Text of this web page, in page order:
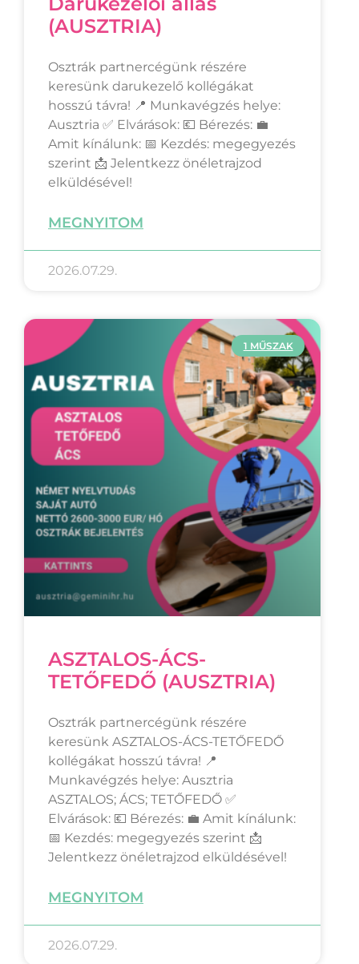
(AUSZTRIA)
Osztrák partnercégünk részére
keresünk darukezelő kollégákat
hosszú távra! 📍 Munkavégzés helye:
Ausztria ✅ Elvárások: 💶 Bérezés: 💼
Amit kínálunk: 📅 Kezdés: megegyezés
szerint 📩 Jelentkezz önéletrajzod
elküldésével!
MEGNYITOM
2026.07.29.
1 MŰSZAK
ASZTALOS-ÁCS-
TETŐFEDŐ (AUSZTRIA)
Osztrák partnercégünk részére
keresünk ASZTALOS-ÁCS-TETŐFEDŐ
kollégákat hosszú távra! 📍
Munkavégzés helye: Ausztria
ASZTALOS; ÁCS; TETŐFEDŐ ✅
Elvárások: 💶 Bérezés: 💼 Amit kínálunk:
📅 Kezdés: megegyezés szerint 📩
Jelentkezz önéletrajzod elküldésével!
MEGNYITOM
2026.07.29.